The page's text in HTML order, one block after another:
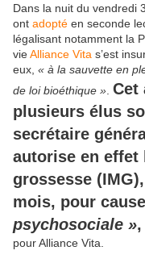
Dans la nuit du vendredi
ont adopté en seconde
légalisant notamment la
vieAlliance Vita s’est
eux, « à la sauvette en
de loi bioéthique » Cet
plusieurs élus
secrétaire
autorise en effet
grossesse
mois, pour
psychosociale »
pour Alliance Vita.